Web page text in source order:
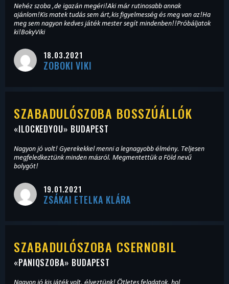
Nehéz szoba ,de igazán megéri!Aki már rutinosabb annak
ajánlom!Kis matek tudás sem árt,kis figyelmesség és meg van az!Ha
meg sem nagyon kedves játék mester segít mindenben!!Próbáljatok
ki!BokyViki
18.03.2021
ZOBOKI VIKI
SZABADULÓSZOBA BOSSZÚÁLLÓK
«ILOCKEDYOU» BUDAPEST
Nagyon jó volt! Gyerekekkel menni a legnagyobb élmény. Teljesen
megfeledkeztünk minden másról. Megmentettük a Föld nevű
bolygót!
19.01.2021
ZSÁKAI ETELKA KLÁRA
SZABADULÓSZOBA CSERNOBIL
«PANIQSZOBA» BUDAPEST
Nagyon jó kis játék volt, élveztünk! Ötletes feladatok, hol